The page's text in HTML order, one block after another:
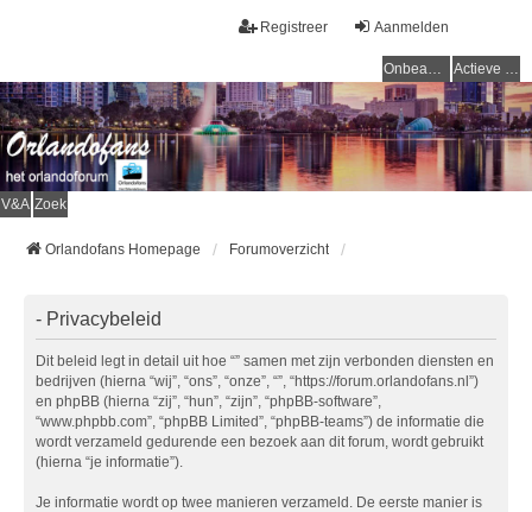
Aanmelden
Registreer
Onbeantwoorde onderwerpen Actieve onderwerpen
V&A Zoek
Orlandofans Homepage Forumoverzicht
- Privacybeleid
Dit beleid legt in detail uit hoe “” samen met zijn verbonden diensten en
bedrijven (hierna “wij”, “ons”, “onze”, “”, “https://forum.orlandofans.nl”)
en phpBB (hierna “zij”, “hun”, “zijn”, “phpBB-software”,
“www.phpbb.com”, “phpBB Limited”, “phpBB-teams”) de informatie die
wordt verzameld gedurende een bezoek aan dit forum, wordt gebruikt
(hierna “je informatie”).
Je informatie wordt op twee manieren verzameld. De eerste manier is